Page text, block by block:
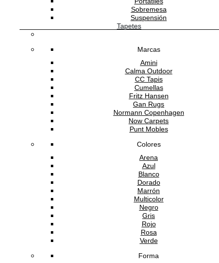
Sobremesa
Suspensión
Tapetes
Marcas
Amini
Calma Outdoor
CC Tapis
Cumellas
Fritz Hansen
Gan Rugs
Normann Copenhagen
Now Carpets
Punt Mobles
Colores
Arena
Azul
Blanco
Dorado
Marrón
Multicolor
Negro
Gris
Rojo
Rosa
Verde
Forma
SOBRE ADDREDE
Software Gestión